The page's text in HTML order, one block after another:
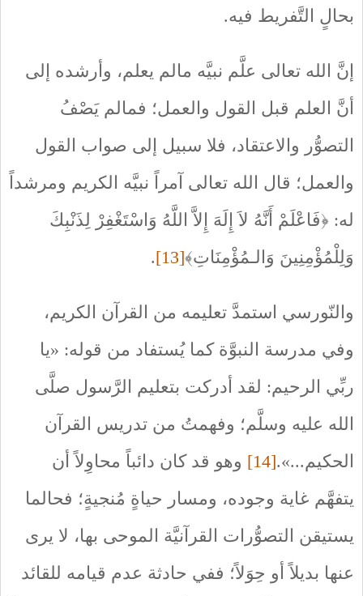
بحالٍ التَّفريط فيه.
إنَّ الله تعالى علَّم نبيَّه مالم يعلم، وأرشده إلى
أنَّ العلم قبل القول والعمل؛ فمالم يَصْفُ
التصوُّر والاعتقاد، فلا سبيل إلى صواب القول
والعمل؛ قال الله تعالى آمراً نبيَّه الكريم ومرشداً
له: ﴿فَاعْلَمْ أَنَّهُ لاَ إِلَهَ إِلاَّ اللَّهُ وَاسْتَغْفِرْ لِذَنْبِكَ
وَلِلْمُؤْمِنِينَ وَالـمُؤْمِنَاتِ﴾[13]
.
والنّورسي استمدَّ تعليمه من القرآن الكريم،
وفي مدرسة النبوَّة كما يُستفاد من قوله: «يا
ربِّي الرحيم: لقد أدركت بتعليم الرَّسول صلَّى
الله عليه وسلَّم؛ وفهمتُ من تدريس القرآن
الحكيم...».[14]
وهو قد كان دائباً محاوِلاً أن
يتفهَّم غاية وجوده، ومسار حياةٍ مُنجيةٍ؛ فحالما
يستيقن التصوُّرات القرآنيَّة الموحى بها، لا يرى
عنها بديلاً أو حِوَلاً؛ ففي حادثة عدم قيامه للقائد